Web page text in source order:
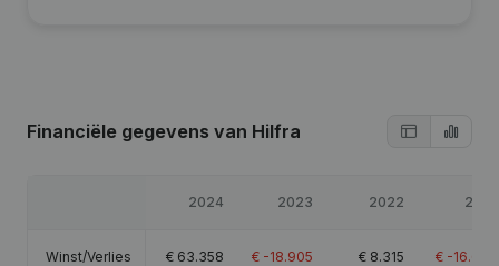
Financiële gegevens van Hilfra
2024 2023 2022 2021
Winst/Verlies € 63.358 € -18.905 € 8.315 € -16.623